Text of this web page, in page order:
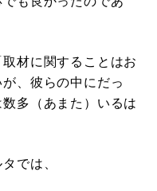
材に関することはお
、彼らの中にだっ
多（あまた）いるは
では、